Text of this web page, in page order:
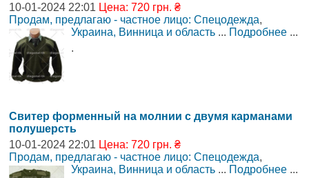
10-01-2024 22:01 Цена: 720 грн. ₴
Продам, предлагаю - частное лицо: Спецодежда,
Украина, Винница и область ... Подробнее ...
.
Свитер форменный на молнии с двумя карманами
полушерсть
10-01-2024 22:01 Цена: 720 грн. ₴
Продам, предлагаю - частное лицо: Спецодежда,
Украина, Винница и область ... Подробнее ...